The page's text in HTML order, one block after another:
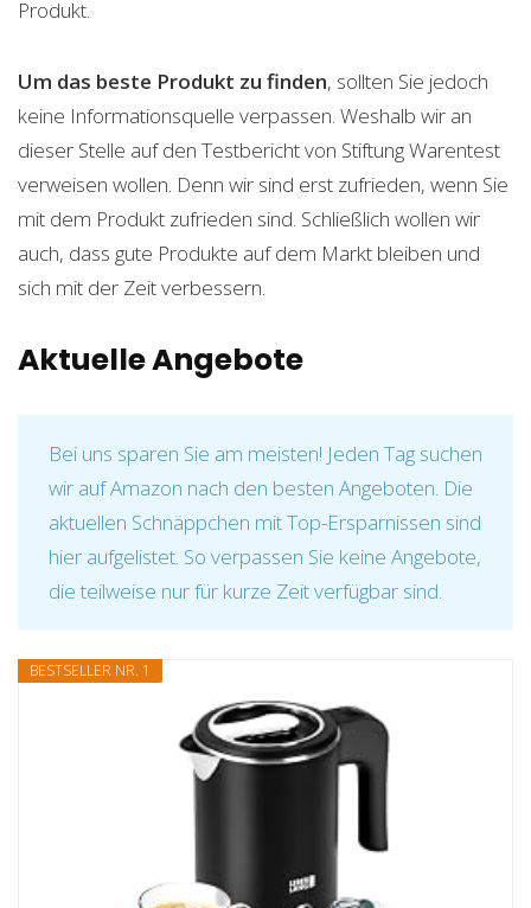
Produkt.
Um das beste Produkt zu finden, sollten Sie jedoch
keine Informationsquelle verpassen. Weshalb wir an
dieser Stelle auf den Testbericht von Stiftung Warentest
verweisen wollen. Denn wir sind erst zufrieden, wenn Sie
mit dem Produkt zufrieden sind. Schließlich wollen wir
auch, dass gute Produkte auf dem Markt bleiben und
sich mit der Zeit verbessern.
Aktuelle Angebote
Bei uns sparen Sie am meisten! Jeden Tag suchen
wir auf Amazon nach den besten Angeboten. Die
aktuellen Schnäppchen mit Top-Ersparnissen sind
hier aufgelistet. So verpassen Sie keine Angebote,
die teilweise nur für kurze Zeit verfügbar sind.
BESTSELLER NR. 1